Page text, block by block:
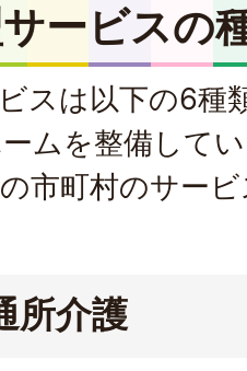
ービスの
スは以下の6種
ムを整備して
の市町村のサー
所介護